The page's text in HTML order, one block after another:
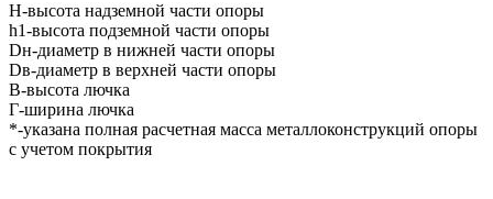
Н-высота надземной части опоры
h1-высота подземной части опоры
Dн-диаметр в нижней части опоры
Dв-диаметр в верхней части опоры
В-высота лючка
Г-ширина лючка
*-указана полная расчетная масса металлоконструкций опоры
с учетом покрытия